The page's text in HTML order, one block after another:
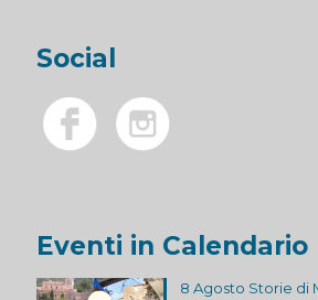
Social
Eventi in Calendario
8 Agosto Storie di